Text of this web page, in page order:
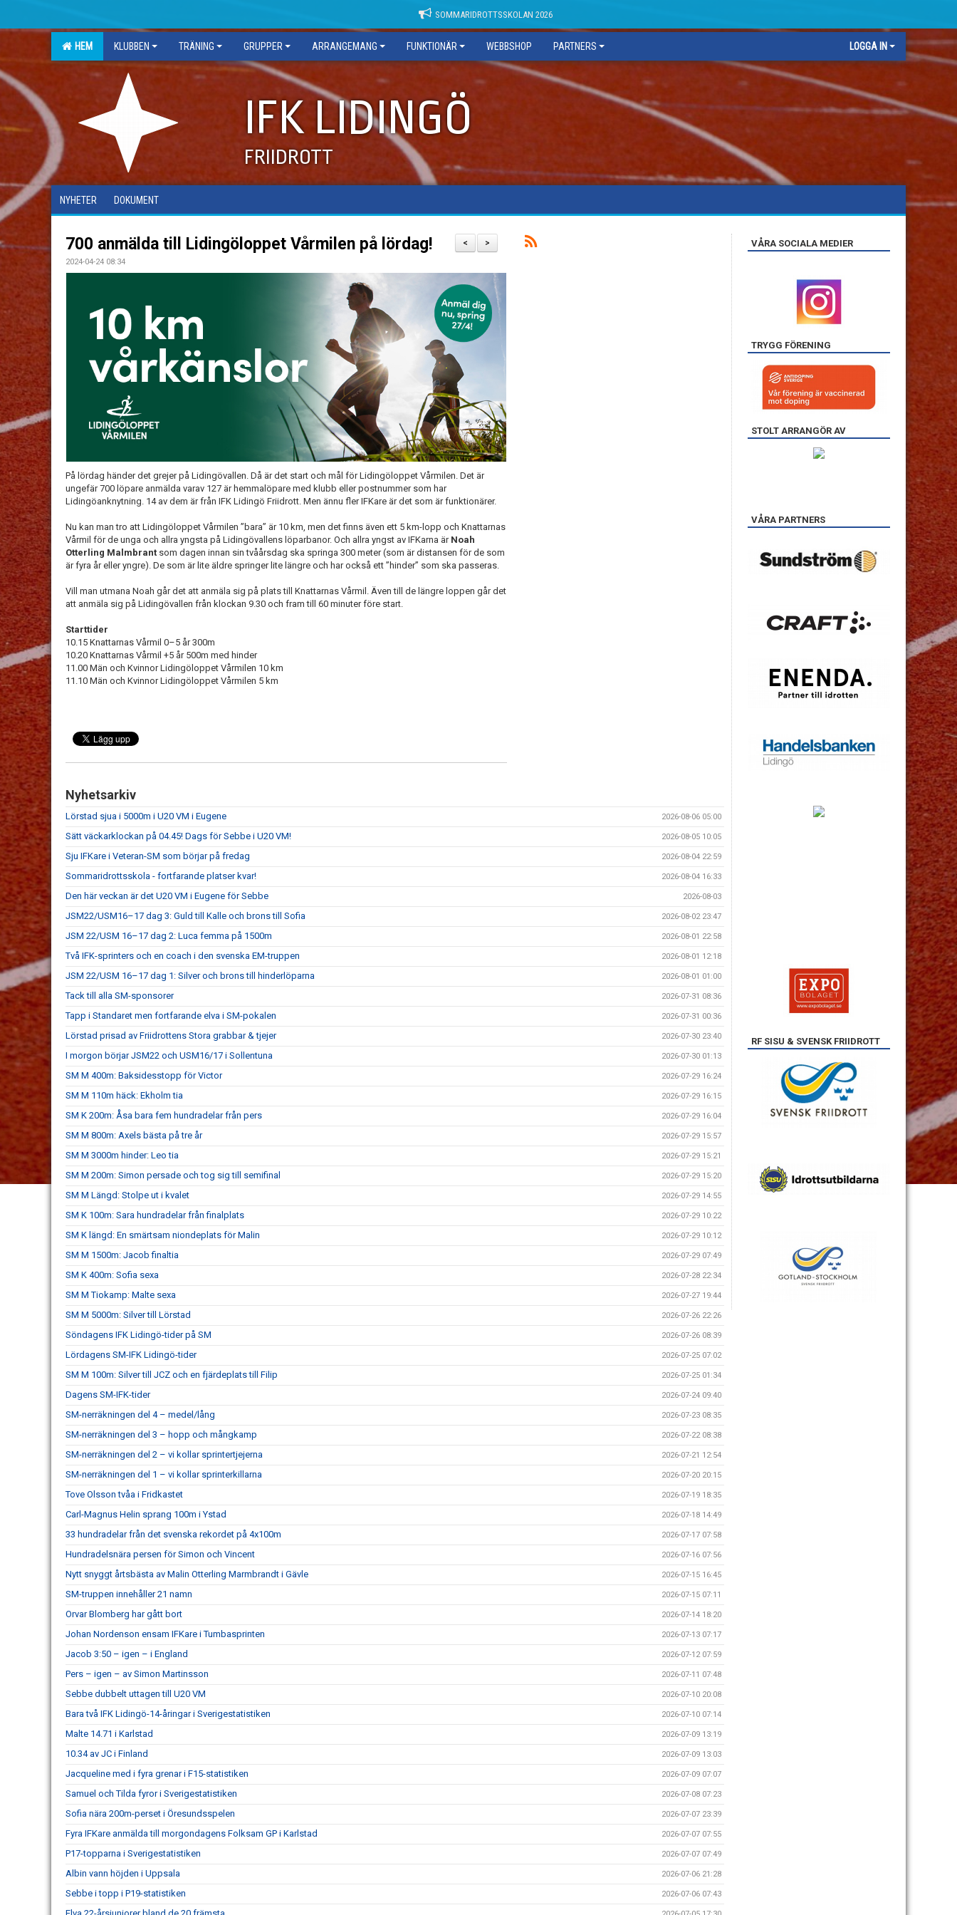
SOMMARIDROTTSSKOLAN 2026
HEM KLUBBEN TRÄNING GRUPPER ARRANGEMANG FUNKTIONÄR WEBBSHOP PARTNERS LOGGA IN
IFK LIDINGÖ
FRIIDROTT
NYHETER DOKUMENT
>
<
700 anmälda till Lidingöloppet Vårmilen på lördag!
2024-04-24 08:34
På lördag händer det grejer på Lidingövallen. Då är det start och mål för Lidingöloppet Vårmilen. Det är
ungefär 700 löpare anmälda varav 127 är hemmalöpare med klubb eller postnummer som har
Lidingöanknytning. 14 av dem är från IFK Lidingö Friidrott. Men ännu fler IFKare är det som är funktionärer.
Nu kan man tro att Lidingöloppet Vårmilen ”bara” är 10 km, men det finns även ett 5 km-lopp och Knattarnas
Vårmil för de unga och allra yngsta på Lidingövallens löparbanor. Och allra yngst av IFKarna är Noah
Otterling Malmbrant som dagen innan sin tvåårsdag ska springa 300 meter (som är distansen för de som
är fyra år eller yngre). De som är lite äldre springer lite längre och har också ett ”hinder” som ska passeras.
Vill man utmana Noah går det att anmäla sig på plats till Knattarnas Vårmil. Även till de längre loppen går det
att anmäla sig på Lidingövallen från klockan 9.30 och fram till 60 minuter före start.
Starttider
10.15 Knattarnas Vårmil 0–5 år 300m
10.20 Knattarnas Vårmil +5 år 500m med hinder
11.00 Män och Kvinnor Lidingöloppet Vårmilen 10 km
11.10 Män och Kvinnor Lidingöloppet Vårmilen 5 km
Nyhetsarkiv
Lörstad sjua i 5000m i U20 VM i Eugene 2026-08-06 05:00
Sätt väckarklockan på 04.45! Dags för Sebbe i U20 VM! 2026-08-05 10:05
Sju IFKare i Veteran-SM som börjar på fredag 2026-08-04 22:59
Sommaridrottsskola - fortfarande platser kvar! 2026-08-04 16:33
Den här veckan är det U20 VM i Eugene för Sebbe 2026-08-03
JSM22/USM16–17 dag 3: Guld till Kalle och brons till Sofia 2026-08-02 23:47
JSM 22/USM 16–17 dag 2: Luca femma på 1500m 2026-08-01 22:58
Två IFK-sprinters och en coach i den svenska EM-truppen 2026-08-01 12:18
JSM 22/USM 16–17 dag 1: Silver och brons till hinderlöparna 2026-08-01 01:00
Tack till alla SM-sponsorer 2026-07-31 08:36
Tapp i Standaret men fortfarande elva i SM-pokalen 2026-07-31 00:36
Lörstad prisad av Friidrottens Stora grabbar & tjejer 2026-07-30 23:40
I morgon börjar JSM22 och USM16/17 i Sollentuna 2026-07-30 01:13
SM M 400m: Baksidesstopp för Victor 2026-07-29 16:24
SM M 110m häck: Ekholm tia 2026-07-29 16:15
SM K 200m: Åsa bara fem hundradelar från pers 2026-07-29 16:04
SM M 800m: Axels bästa på tre år 2026-07-29 15:57
SM M 3000m hinder: Leo tia 2026-07-29 15:21
SM M 200m: Simon persade och tog sig till semifinal 2026-07-29 15:20
SM M Längd: Stolpe ut i kvalet 2026-07-29 14:55
SM K 100m: Sara hundradelar från finalplats 2026-07-29 10:22
SM K längd: En smärtsam niondeplats för Malin 2026-07-29 10:12
SM M 1500m: Jacob finaltia 2026-07-29 07:49
SM K 400m: Sofia sexa 2026-07-28 22:34
SM M Tiokamp: Malte sexa 2026-07-27 19:44
SM M 5000m: Silver till Lörstad 2026-07-26 22:26
Söndagens IFK Lidingö-tider på SM 2026-07-26 08:39
Lördagens SM-IFK Lidingö-tider 2026-07-25 07:02
SM M 100m: Silver till JCZ och en fjärdeplats till Filip 2026-07-25 01:34
Dagens SM-IFK-tider 2026-07-24 09:40
SM-nerräkningen del 4 – medel/lång 2026-07-23 08:35
SM-nerräkningen del 3 – hopp och mångkamp 2026-07-22 08:38
SM-nerräkningen del 2 – vi kollar sprintertjejerna 2026-07-21 12:54
SM-nerräkningen del 1 – vi kollar sprinterkillarna 2026-07-20 20:15
Tove Olsson tvåa i Fridkastet 2026-07-19 18:35
Carl-Magnus Helin sprang 100m i Ystad 2026-07-18 14:49
33 hundradelar från det svenska rekordet på 4x100m 2026-07-17 07:58
Hundradelsnära persen för Simon och Vincent 2026-07-16 07:56
Nytt snyggt årtsbästa av Malin Otterling Marmbrandt i Gävle 2026-07-15 16:45
SM-truppen innehåller 21 namn 2026-07-15 07:11
Orvar Blomberg har gått bort 2026-07-14 18:20
Johan Nordenson ensam IFKare i Tumbasprinten 2026-07-13 07:17
Jacob 3:50 – igen – i England 2026-07-12 07:59
Pers – igen – av Simon Martinsson 2026-07-11 07:48
Sebbe dubbelt uttagen till U20 VM 2026-07-10 20:08
Bara två IFK Lidingö-14-åringar i Sverigestatistiken 2026-07-10 07:14
Malte 14.71 i Karlstad 2026-07-09 13:19
10.34 av JC i Finland 2026-07-09 13:03
Jacqueline med i fyra grenar i F15-statistiken 2026-07-09 07:07
Samuel och Tilda fyror i Sverigestatistiken 2026-07-08 07:23
Sofia nära 200m-perset i Öresundsspelen 2026-07-07 23:39
Fyra IFKare anmälda till morgondagens Folksam GP i Karlstad 2026-07-07 07:55
P17-topparna i Sverigestatistiken 2026-07-07 07:49
Albin vann höjden i Uppsala 2026-07-06 21:28
Sebbe i topp i P19-statistiken 2026-07-06 07:43
VÅRA SOCIALA MEDIER
TRYGG FÖRENING
STOLT ARRANGÖR AV
VÅRA PARTNERS
RF SISU & SVENSK FRIIDROTT